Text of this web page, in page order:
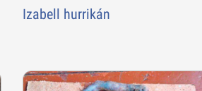
Izabell hurrikán